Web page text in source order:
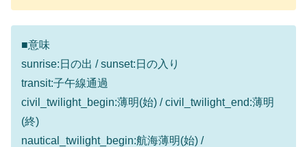
■意味
sunrise:日の出 / sunset:日の入り
transit:子午線通過
civil_twilight_begin:薄明(始) / civil_twilight_end:薄明
(終)
nautical_twilight_begin:航海薄明(始) /